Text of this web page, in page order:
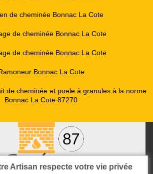
de cheminée Bonnac La Cote
de cheminée Bonnac La Cote
de cheminée Bonnac La Cote
Bonnac La Cote
de cheminée et poele à granules à la norme
Bonnac La Cote 87270
Artisan respecte votre vie privée